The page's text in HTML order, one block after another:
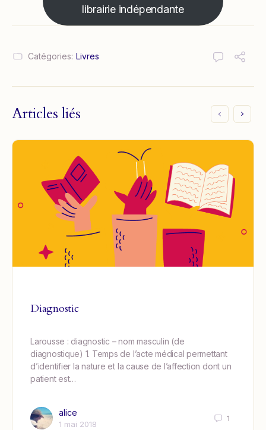
librairie indépendante
Catégories: Livres
Articles liés
Diagnostic
Larousse : diagnostic – nom masculin (de
diagnostique) 1. Temps de l’acte médical permettant
d’identifier la nature et la cause de l’affection dont un
patient est…
alice
1 mai 2018
1